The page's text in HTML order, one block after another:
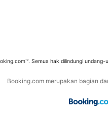
Semua hak dilindungi undang-
Booking.com merupakan bagian